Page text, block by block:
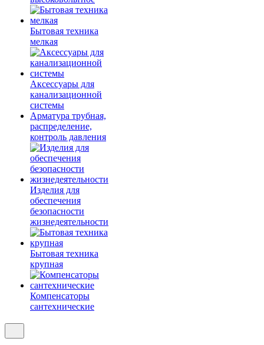
Бытовая техника
мелкая
Аксессуары для
канализационной
системы
Арматура трубная,
распределение,
контроль давления
Изделия для
обеспечения
безопасности
жизнедеятельности
Бытовая техника
крупная
Компенсаторы
сантехнические